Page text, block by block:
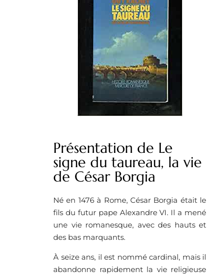
Présentation de Le
signe du taureau, la vie
de César Borgia
Né en 1476 à Rome, César Borgia était le
fils du futur pape Alexandre VI. Il a mené
une vie romanesque, avec des hauts et
des bas marquants.
À seize ans, il est nommé cardinal, mais il
abandonne rapidement la vie religieuse